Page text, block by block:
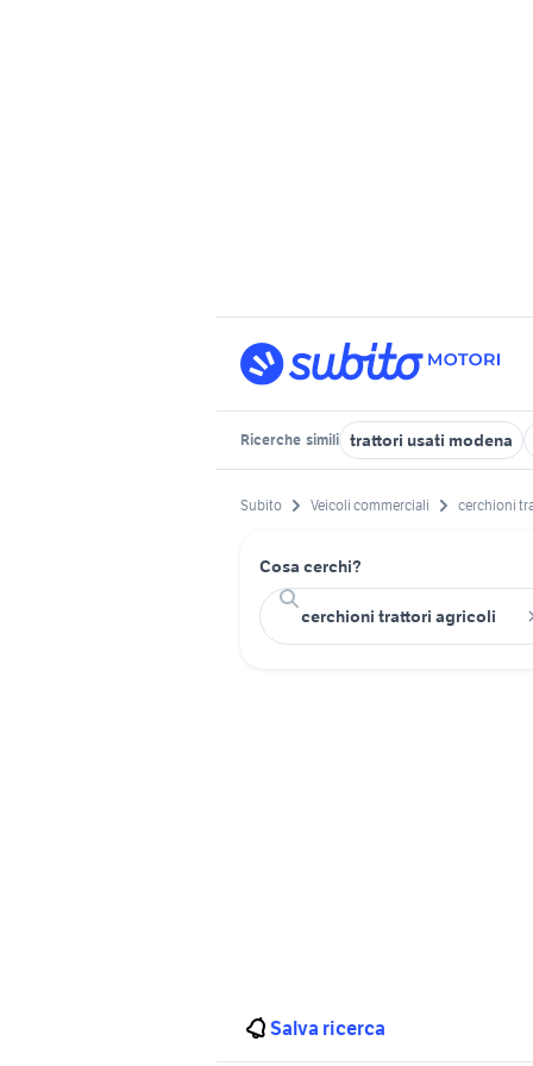
Ricerche simili trattori usati modena
Subito Veicoli commerciali cerchioni
Cosa cerchi?
Salva ricerca